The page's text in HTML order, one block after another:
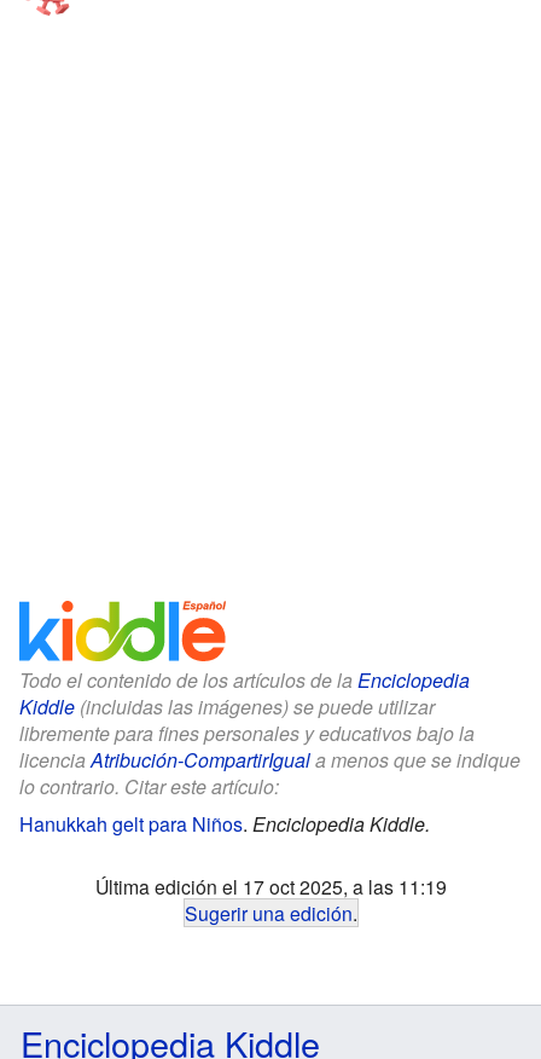
Todo el contenido de los artículos de la Enciclopedia
Kiddle (incluidas las imágenes) se puede utilizar
libremente para fines personales y educativos bajo la
licenciaAtribución-CompartirIguala menos que se indique
lo contrario. Citar este artículo:
Hanukkah gelt para Niños. Enciclopedia Kiddle.
Última edición el 17 oct 2025, a las 11:19
Sugerir una edición.
Enciclopedia Kiddle